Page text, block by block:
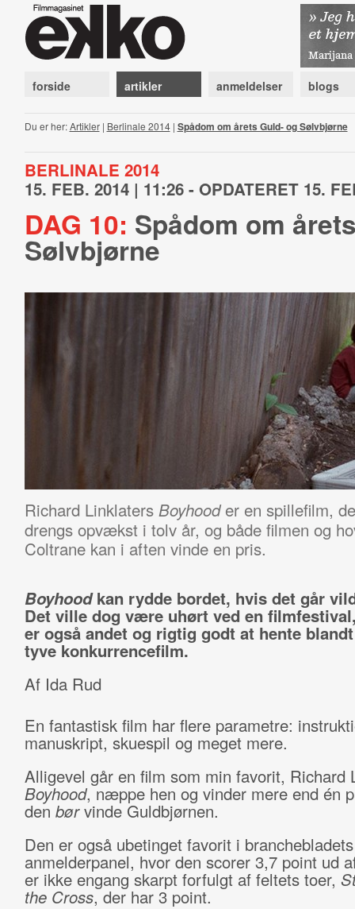
forside artikler anmeldelser blogs
Du er her:Artikler| Berlinale 2014| Spådom om årets Guld- og Sølvbjørne
BERLINALE 2014
15. FEB. 2014 | 11:26 - OPDATERET 15.
DAG 10: Spådom om
Sølvbjørne
Richard Linklaters Boyhooder en spillefilm,
drengs opvækst i tolv år, og både filmen og
Coltrane kan i aften vinde en pris.
Boyhoodkan rydde bordet, hvis det går
Det ville dog være uhørt ved en
er også andet og rigtig godt at hente
tyve konkurrencefilm.
Af Ida Rud
En fantastisk film har flere parametre:
manuskript, skuespil og meget mere.
Alligevel går en film som min favorit, Richard
Boyhood, næppe hen og vinder mere end én
den børvinde Guldbjørnen.
Den er også ubetinget favorit i
anmelderpanel, hvor den scorer 3,7 point ud
er ikke engang skarpt forfulgt af feltets toer,
the Cross, der har 3 point.